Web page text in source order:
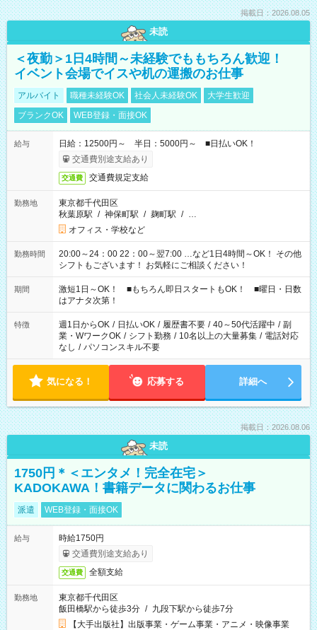
掲載日：2026.08.05
未読
＜夜勤＞1日4時間～未経験でももちろん歓迎！
イベント会場でイスや机の運搬のお仕事
アルバイト 職種未経験OK 社会人未経験OK
大学生歓迎
ブランクOK
WEB登録・面接OK
給与
日給：12500円～ 半日：5000円～ ■日払いOK！
交通費別途支給あり
交通費 交通費規定支給
勤務地
東京都千代田区
秋葉原駅 / 神保町駅 / 麹町駅 / …
オフィス・学校など
勤務時間
20:00～24：00 22：00～翌7:00 …など1日4時間～OK！ その他
シフトもございます！ お気軽にご相談ください！
期間
激短1日～OK！ ■もちろん即日スタートもOK！ ■曜日・日数
はアナタ次第！
特徴 週1日からOK / 日払いOK / 履歴書不要 / 40～50代活躍中 / 副
業・WワークOK / シフト勤務 / 10名以上の大量募集 / 電話対応
なし / パソコンスキル不要
気になる！ 応募する 詳細へ
掲載日：2026.08.06
未読
1750円＊＜エンタメ！完全在宅＞
KADOKAWA！書籍データに関わるお仕事
派遣 WEB登録・面接OK
給与
時給1750円
交通費別途支給あり
交通費 全額支給
勤務地
東京都千代田区
飯田橋駅から徒歩3分 / 九段下駅から徒歩7分
【大手出版社】出版事業・ゲーム事業・アニメ・映像事業